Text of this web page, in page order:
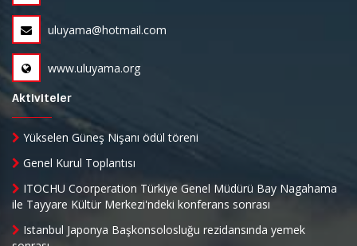
uluyama@hotmail.com
www.uluyama.org
Aktiviteler
Yükselen Güneş Nişanı ödül töreni
Genel Kurul Toplantısı
ITOCHU Coorperation Türkiye Genel Müdürü Bay Nagahama
ile Tayyare Kültür Merkezi'ndeki konferans sonrası
Istanbul Japonya Başkonsolosluğu rezidansında yemek